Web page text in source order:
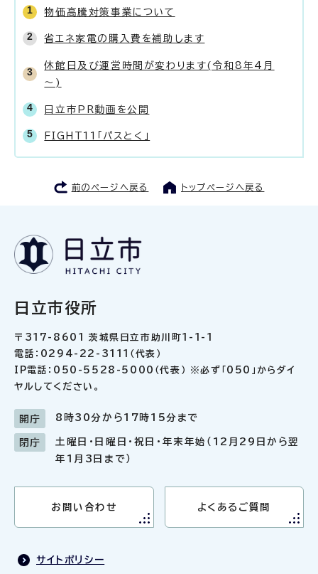
物価高騰対策事業について
省エネ家電の購入費を補助します
休館日及び運営時間が変わります(令和8年4月
～)
日立市PR動画を公開
FIGHT11「パスとく」
前のページへ戻る トップページへ戻る
日立市役所
〒317-8601 茨城県日立市助川町1-1-1
電話：0294-22-3111（代表）
IP電話：050-5528-5000（代表） ※必ず「050」からダイ
ヤルしてください。
開庁 8時30分から17時15分まで
閉庁
土曜日・日曜日・祝日・年末年始（12月29日から翌
年1月3日まで）
お問い合わせ よくあるご質問
サイトポリシー